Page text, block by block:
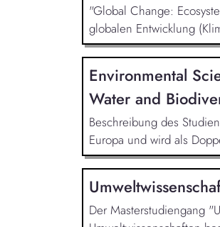
"Global Change:
globalen Entwicklung
Environmental
Water and
Beschreibung des
Europa und wird als
Der Masterstudiengang